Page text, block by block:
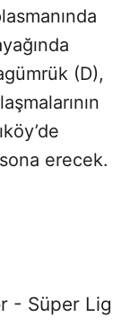
(D),
erecek.
- Süper Lig